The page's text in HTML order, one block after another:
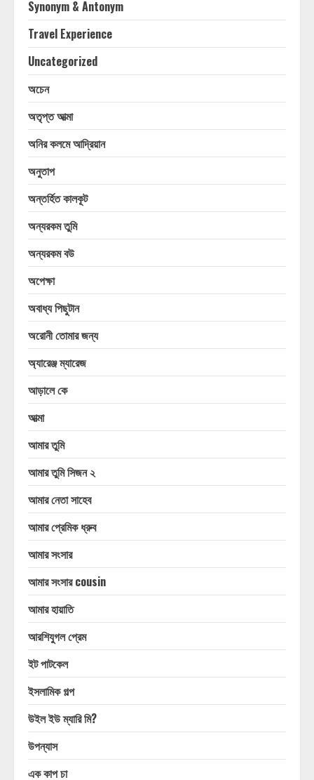
Synonym & Antonym
Travel Experience
Uncategorized
অচেন
অতৃপ্ত আত্মা
অনির কলমে আদ্রিয়ান
অনুতাপ
অন্তর্হিত কালকূট
অন্যরকম তুমি
অন্যরকম বউ
অপেক্ষা
অবাধ্য পিছুটান
অরোনী তোমার জন্য
অ্যারেঞ্জ ম্যারেজ
আড়ালে কে
আত্মা
আমার তুমি
আমার তুমি সিজন ২
আমার নেতা সাহেব
আমার প্রেমিক ধ্রুব
আমার সংসার
আমার সংসার cousin
আমার হায়াতি
আরশিযুগল প্রেম
ইট পাটকেল
ইসলামিক গল্প
উইল ইউ ম্যারি মি?
উপন্যাস
এক কাপ চা